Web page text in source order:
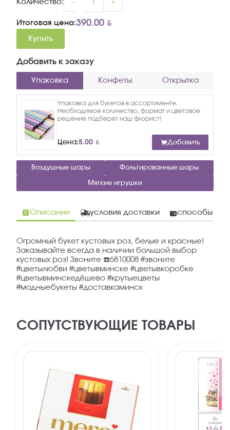
Количество:
Итоговая цена:390.00 BYN
Купить
Добавить к заказу
Упаковка Конфеты Открытка
Упаковка для букетов в ассортименте.
Необходимое количество, формат и цветовое
решение подберет наш флорист!
Цена:5.00 BYN Добавить
Воздушные шары Фольгированные шары
Мягкие игрушки
Описание условия доставки способы
Огромный букет кустовых роз, белые и красные!
Заказывайте всегда в наличии большой выбор
кустовых роз! Звоните ☎️6810008 #звоните
#цветылюбви #цветывминске #цветывкоробке
#цветывминскедёшево #крутыецветы
#модныебукеты #доставкаминск
СОПУТСТВУЮЩИЕ ТОВАРЫ